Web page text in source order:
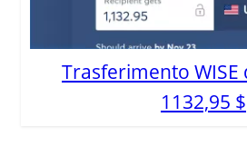
Trasferimento WISE
1132,95 $